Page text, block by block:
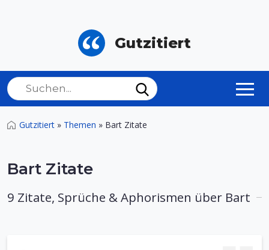
Gutzitiert
Gutzitiert » Themen » Bart Zitate
Bart Zitate
9 Zitate, Sprüche & Aphorismen über Bart